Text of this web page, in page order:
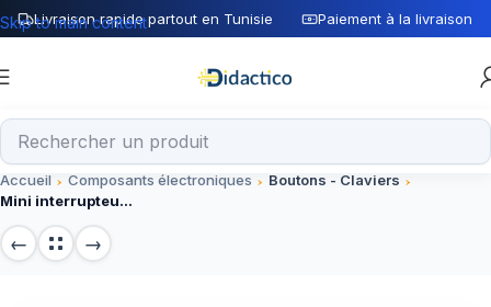
Livraison rapide partout en Tunisie Paiement à la livraison
Skip to main content
Accueil Composants électroniques
Boutons - Claviers
Mini interrupteur à glissiére SPDT 1P2T à 3 broches SS12D00G2